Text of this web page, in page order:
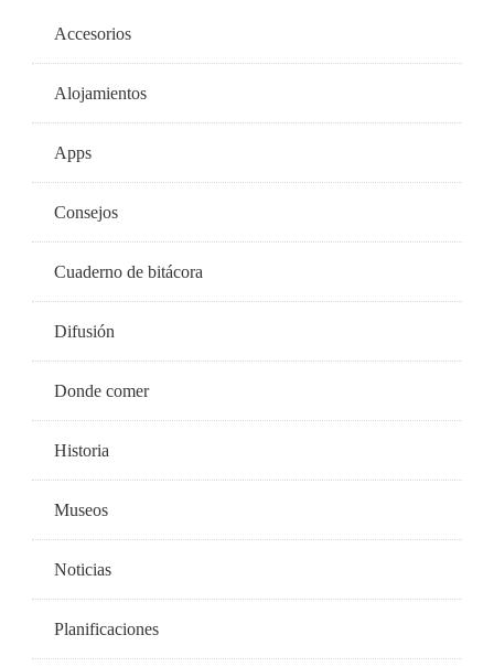
Accesorios
Alojamientos
Apps
Consejos
Cuaderno de bitácora
Difusión
Donde comer
Historia
Museos
Noticias
Planificaciones